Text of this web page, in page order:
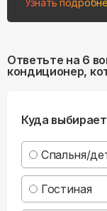
Узнать
Ответьте на 6
кондиционер,
Куда
Спальня/
Гостиная